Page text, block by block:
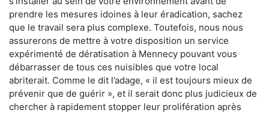
prendre les mesures idoines à leur éradication, sachez
que le travail sera plus complexe. Toutefois, nous nous
assurerons de mettre à votre disposition un service
expérimenté de dératisation à Mennecy pouvant vous
débarrasser de tous ces nuisibles que votre local
abriterait. Comme le dit l’adage, « il est toujours mieux de
prévenir que de guérir », et il serait donc plus judicieux de
chercher à rapidement stopper leur prolifération après